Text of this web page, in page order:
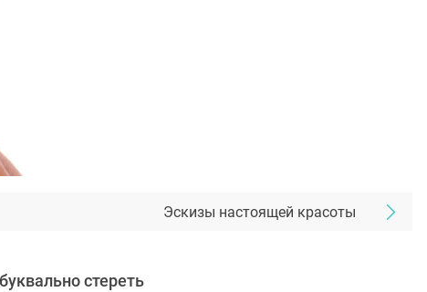
Эскизы настоящей красоты
стереть